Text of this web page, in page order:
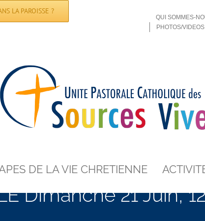
LA PAROISSE ?
QUI SOMMES-
PHOTOS/VIDEOS
DE LA VIE CHRETIENNE
Dimanche 21 Juin,